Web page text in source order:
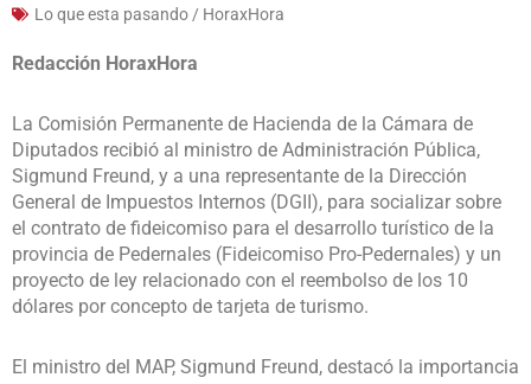
Lo que esta pasando / HoraxHora
Redacción HoraxHora
La Comisión Permanente de Hacienda de la Cámara de
Diputados recibió al ministro de Administración Pública,
Sigmund Freund, y a una representante de la Dirección
General de Impuestos Internos (DGII), para socializar sobre
el contrato de fideicomiso para el desarrollo turístico de la
provincia de Pedernales (Fideicomiso Pro-Pedernales) y un
proyecto de ley relacionado con el reembolso de los 10
dólares por concepto de tarjeta de turismo.
El ministro del MAP, Sigmund Freund, destacó la importancia